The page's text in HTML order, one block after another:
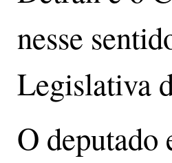
nesse
Legislativa
O